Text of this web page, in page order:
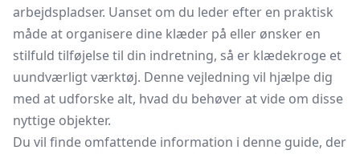
arbejdspladser. Uanset om du leder efter en praktisk
måde at organisere dine klæder på eller ønsker en
stilfuld tilføjelse til din indretning, så er klædekroge et
uundværligt værktøj. Denne vejledning vil hjælpe dig
med at udforske alt, hvad du behøver at vide om disse
nyttige objekter.
Du vil finde omfattende information i denne guide, der